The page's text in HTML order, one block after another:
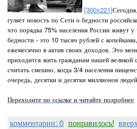
[300x221]
гуляет новость по Сети о бедности
что порядка 75% населения России живут
бедности - это 10 тысяч рублей с
ежемесячно в актив своих доходов. Это
приходится жить гражданам нашей великой
считать смешно, когда 3/4 населения
очередь, десятки и десятки миллионов
Переходите по ссылке и читайте подробнее
комментарии: 0 понравилось!